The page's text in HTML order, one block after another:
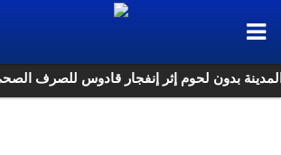
بدون لحوم إثر إنفجار قادوس للصرف الصحي